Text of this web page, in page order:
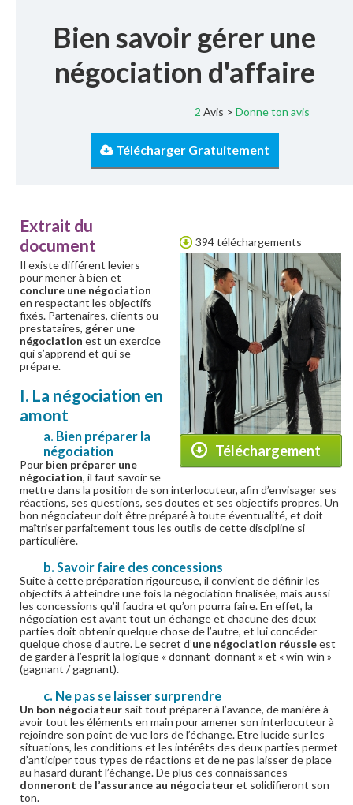
Bien savoir gérer une
négociation d'affaire
2 Avis > Donne ton avis
Télécharger Gratuitement
Téléchargement
394 téléchargements
Extrait du
document
Il existe différent leviers
pour mener à bien et
conclure une négociation
en respectant les objectifs
fixés. Partenaires, clients ou
prestataires, gérer une
négociation est un exercice
qui s’apprend et qui se
prépare.
I. La négociation en
amont
a. Bien préparer la
négociation
Pour bien préparer une
négociation, il faut savoir se
mettre dans la position de son interlocuteur, afin d’envisager ses
réactions, ses questions, ses doutes et ses objectifs propres. Un
bon négociateur doit être préparé à toute éventualité, et doit
maîtriser parfaitement tous les outils de cette discipline si
particulière.
b. Savoir faire des concessions
Suite à cette préparation rigoureuse, il convient de définir les
objectifs à atteindre une fois la négociation finalisée, mais aussi
les concessions qu’il faudra et qu’on pourra faire. En effet, la
négociation est avant tout un échange et chacune des deux
parties doit obtenir quelque chose de l’autre, et lui concéder
quelque chose d’autre. Le secret d’une négociation réussieest
de garder à l’esprit la logique « donnant-donnant » et « win-win »
(gagnant / gagnant).
c. Ne pas se laisser surprendre
Un bon négociateur sait tout préparer à l’avance, de manière à
avoir tout les éléments en main pour amener son interlocuteur à
rejoindre son point de vue lors de l’échange. Etre lucide sur les
situations, les conditions et les intérêts des deux parties permet
d’anticiper tous types de réactions et de ne pas laisser de place
au hasard durant l’échange. De plus ces connaissances
donneront de l’assurance au négociateuret solidifieront son
ton.